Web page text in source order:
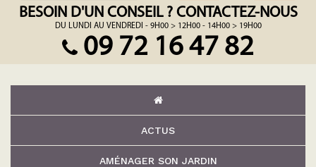
BESOIN D'UN CONSEIL ? CONTACTEZ-NOUS
DU LUNDI AU VENDREDI - 9H00 > 12H00 - 14H00 > 19H00
09 72 16 47 82
ACTUS
AMÉNAGER SON JARDIN